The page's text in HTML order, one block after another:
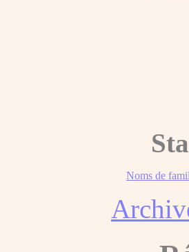
Noms de